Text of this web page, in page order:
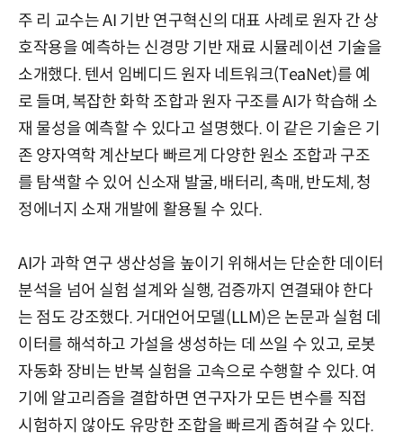
주 리 교수는 AI 기반 연구혁신의 대표 사례로 원자 간 상
호작용을 예측하는 신경망 기반 재료 시뮬레이션 기술을
소개했다. 텐서 임베디드 원자 네트워크(TeaNet)를 예
로 들며, 복잡한 화학 조합과 원자 구조를 AI가 학습해 소
재 물성을 예측할 수 있다고 설명했다. 이 같은 기술은 기
존 양자역학 계산보다 빠르게 다양한 원소 조합과 구조
를 탐색할 수 있어 신소재 발굴, 배터리, 촉매, 반도체, 청
정에너지 소재 개발에 활용될 수 있다.
AI가 과학 연구 생산성을 높이기 위해서는 단순한 데이터
분석을 넘어 실험 설계와 실행, 검증까지 연결돼야 한다
는 점도 강조했다. 거대언어모델(LLM)은 논문과 실험 데
이터를 해석하고 가설을 생성하는 데 쓰일 수 있고, 로봇
자동화 장비는 반복 실험을 고속으로 수행할 수 있다. 여
기에 알고리즘을 결합하면 연구자가 모든 변수를 직접
시험하지 않아도 유망한 조합을 빠르게 좁혀갈 수 있다.